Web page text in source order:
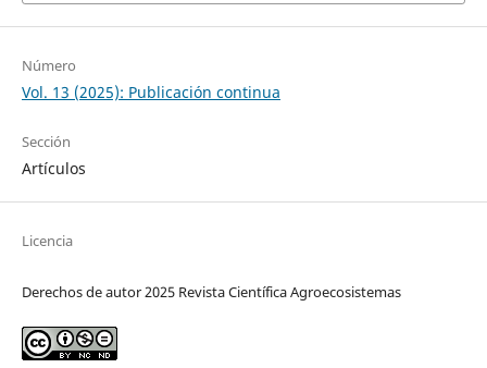
Número
Vol. 13 (2025): Publicación continua
Sección
Artículos
Licencia
Derechos de autor 2025 Revista Científica Agroecosistemas